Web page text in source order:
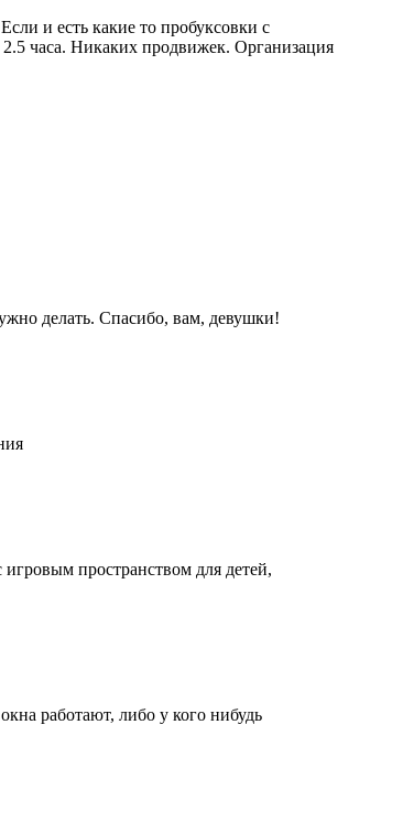
и есть какие то пробуксовки с
часа. Никаких продвижек. Организация
делать. Спасибо, вам, девушки!
пространством для детей,
работают, либо у кого нибудь